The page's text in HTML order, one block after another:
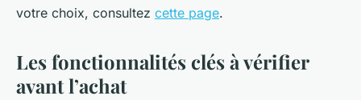
votre choix, consultez cette page.
Les fonctionnalités clés à vérifier
avant l’achat